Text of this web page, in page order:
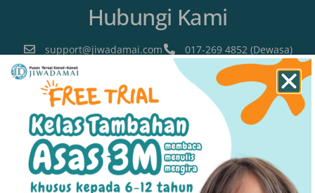
Hubungi Kami
support@jiwadamai.com
017-269 4852 (Dewasa)
011-5430 8949 (Kanak-Kanak)
Lokasi
SHAH ALAM (HQ)